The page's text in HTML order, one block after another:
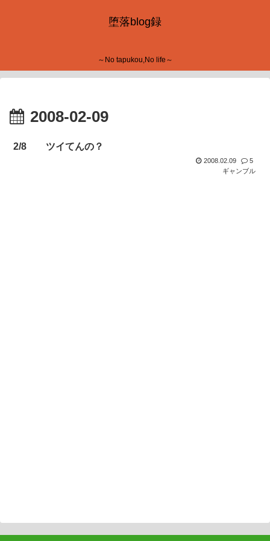
堕落blog録
～No tapukou,No life～
2008-02-09
2/8 ツイてんの？
2008.02.09
5
ギャンブル